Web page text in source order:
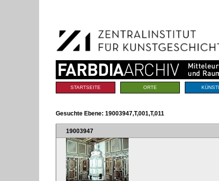
Navigation
Sektionen
STARTSEITE ORTE
Gesuchte Ebene: 19003947,T,001,T,011
19003947